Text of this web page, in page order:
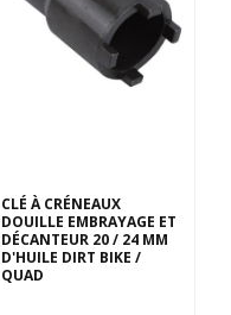
CLÉ À CRÉNEAUX
DOUILLE EMBRAYAGE ET
DÉCANTEUR 20 / 24 MM
D'HUILE DIRT BIKE /
QUAD